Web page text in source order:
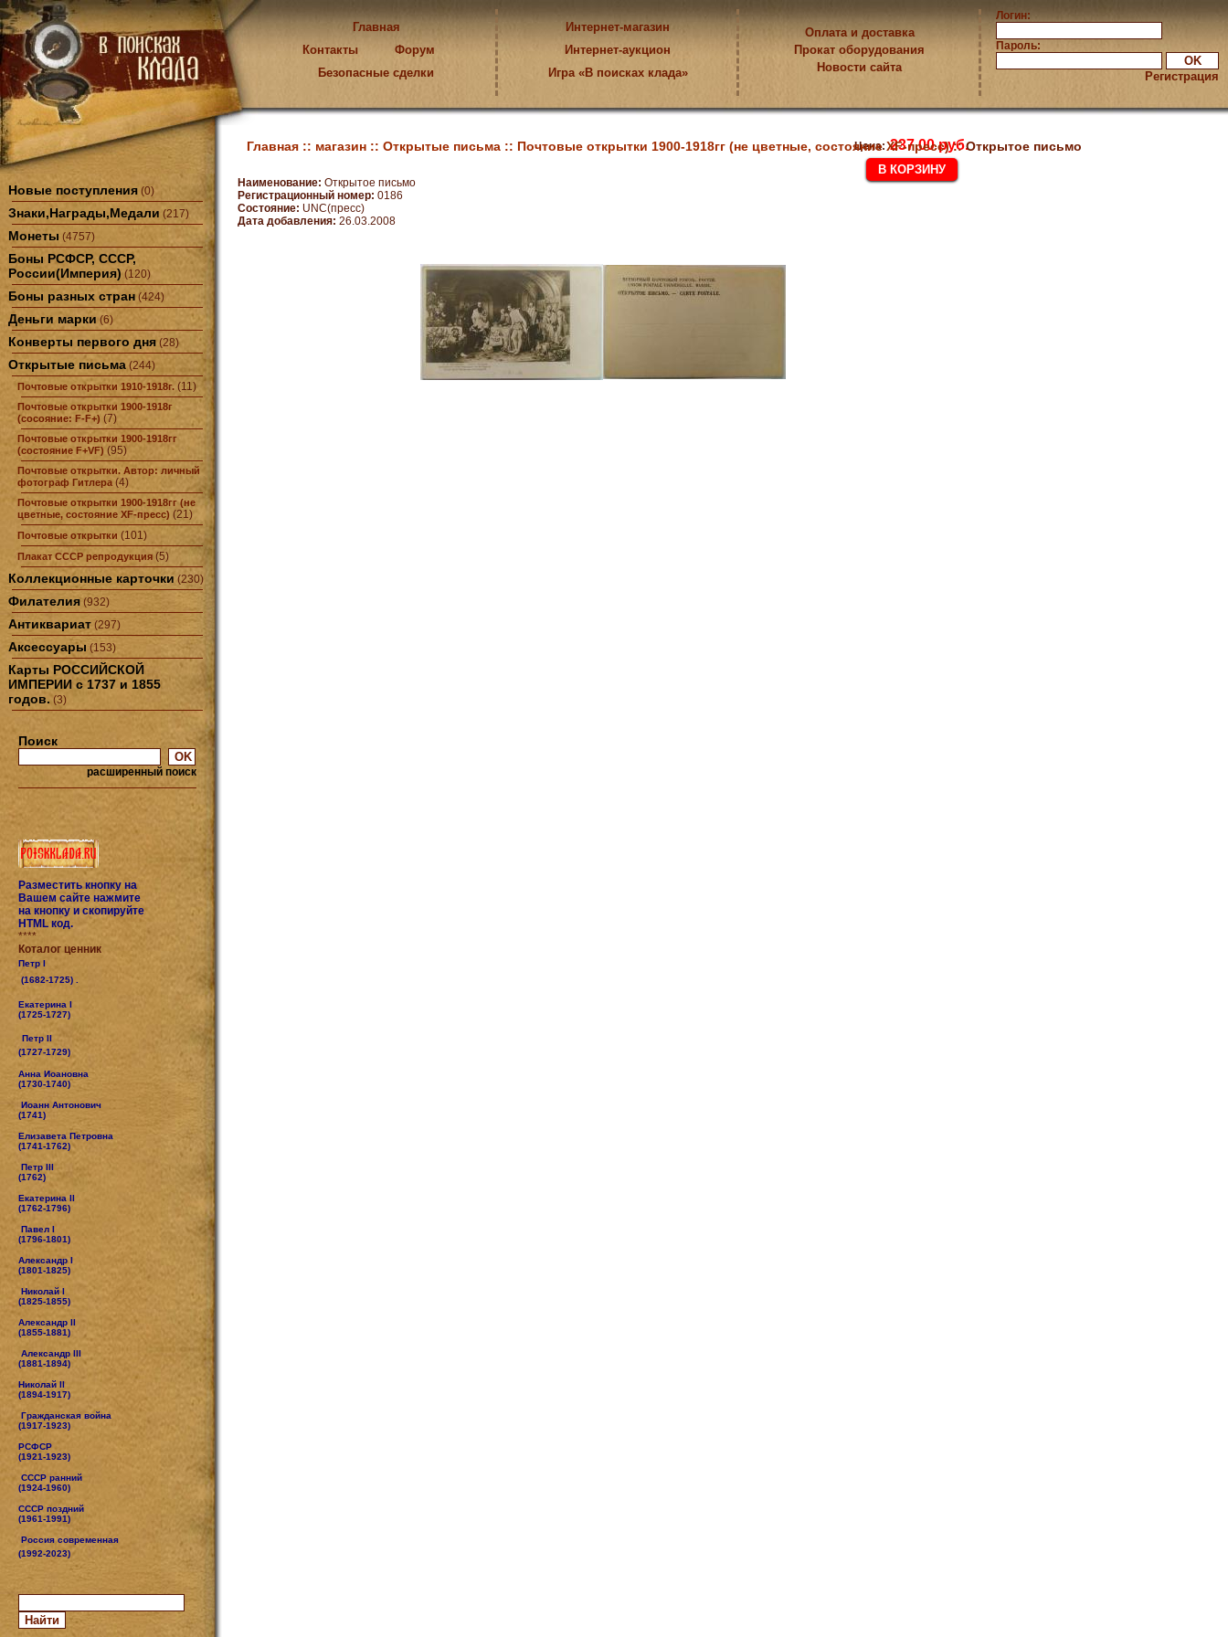
Главная
Контакты
Форум
Безопасные сделки
Интернет-магазин
Интернет-аукцион
Игра «В поисках клада»
Оплата и доставка
Прокат оборудования
Новости сайта
Логин:
Пароль:
Регистрация
Новые поступления (0)
Знаки,Награды,Медали (217)
Монеты (4757)
Боны РСФСР, СССР,
России(Империя) (120)
Боны разных стран (424)
Деньги марки (6)
Конверты первого дня (28)
Открытые письма (244)
Почтовые открытки 1910-1918г. (11)
Почтовые открытки 1900-1918г
(сосояние: F-F+) (7)
Почтовые открытки 1900-1918гг
(состояние F+VF) (95)
Почтовые открытки. Автор: личный
фотограф Гитлера (4)
Почтовые открытки 1900-1918гг (не
цветные, состояние XF-пресс) (21)
Почтовые открытки (101)
Плакат СССР репродукция (5)
Коллекционные карточки (230)
Филателия (932)
Антиквариат (297)
Аксессуары (153)
Карты РОССИЙСКОЙ
ИМПЕРИИ с 1737 и 1855
годов. (3)
Поиск
расширенный поиск
Разместить кнопку на
Вашем сайте нажмите
на кнопку и скопируйте
HTML код.
****
Коталог ценник
Петр I
(1682-1725) .
Екатерина I
(1725-1727)
Петр II
(1727-1729)
Анна Иоановна
(1730-1740)
Иоанн Антонович
(1741)
Елизавета Петровна
(1741-1762)
Петр III
(1762)
Екатерина II
(1762-1796)
Павел I
(1796-1801)
Александр I
(1801-1825)
Николай I
(1825-1855)
Александр II
(1855-1881)
Александр III
(1881-1894)
Николай II
(1894-1917)
Гражданская война
(1917-1923)
РСФСР
(1921-1923)
СССР ранний
(1924-1960)
СССР поздний
(1961-1991)
Россия современная
(1992-2023)
Главная :: магазин :: Открытые письма :: Почтовые открытки 1900-1918гг (не цветные, состояние XF-пресс) ::Открытое письмо
Наименование: Открытое письмо
Регистрационный номер: 0186
Состояние: UNC(пресс)
Дата добавления: 26.03.2008
Цена: 237.00 руб.